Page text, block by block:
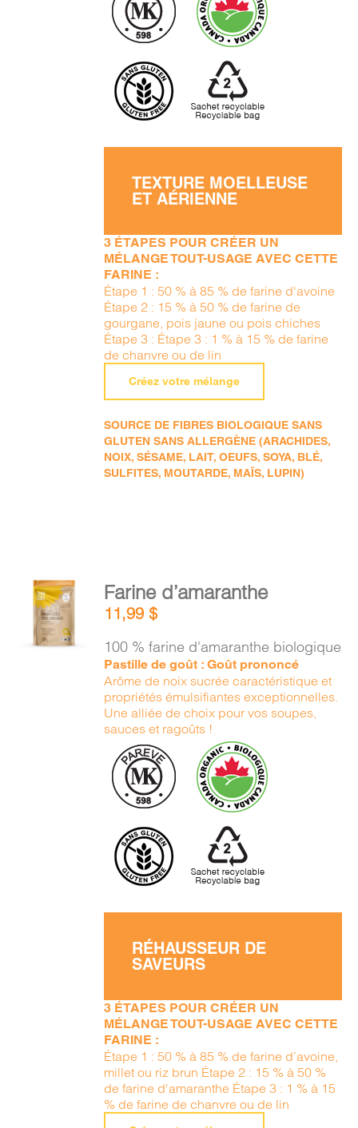
TEXTURE MOELLEUSE
ET AÉRIENNE
3 ÉTAPES POUR CRÉER UN
MÉLANGE TOUT-USAGE AVEC CETTE
FARINE :
Étape 1 : 50 % à 85 % de farine d'avoine
Étape 2 : 15 % à 50 % de farine de
gourgane, pois jaune ou pois chiches
Étape 3 : Étape 3 : 1 % à 15 % de farine
de chanvre ou de lin
Créez votre mélange
SOURCE DE FIBRES BIOLOGIQUE SANS
GLUTEN SANS ALLERGÈNE (ARACHIDES,
NOIX, SÉSAME, LAIT, OEUFS, SOYA, BLÉ,
SULFITES, MOUTARDE, MAÏS, LUPIN)
AJOUTER
AU
PANIER
Farine d’amaranthe
11,99$
100 % farine d'amaranthe biologique
Pastille de goût : Goût prononcé
Arôme de noix sucrée caractéristique et
propriétés émulsifiantes exceptionnelles.
Une alliée de choix pour vos soupes,
sauces et ragoûts !
RÉHAUSSEUR DE
SAVEURS
3 ÉTAPES POUR CRÉER UN
MÉLANGE TOUT-USAGE AVEC CETTE
FARINE :
Étape 1 : 50 % à 85 % de farine d’avoine,
millet ou riz brun Étape 2 : 15 % à 50 %
de farine d'amaranthe Étape 3 : 1 % à 15
% de farine de chanvre ou de lin